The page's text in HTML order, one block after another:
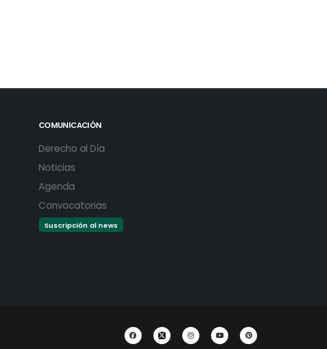
COMUNICACIÓN
Derecho al Día
Noticias
Agenda
Convocatorias
Suscripción al news